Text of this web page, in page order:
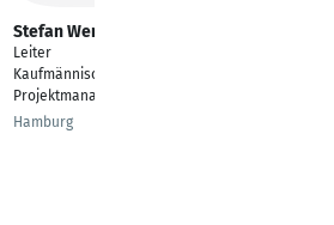
Stefan Wenzel
Leiter
Kaufmännisches
Projektmanagement
Hamburg